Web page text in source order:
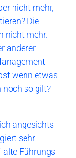
nicht mehr,
Die
nicht mehr.
anderer
wenn etwas
noch so gilt?
angesichts
sehr
alte Führungs-